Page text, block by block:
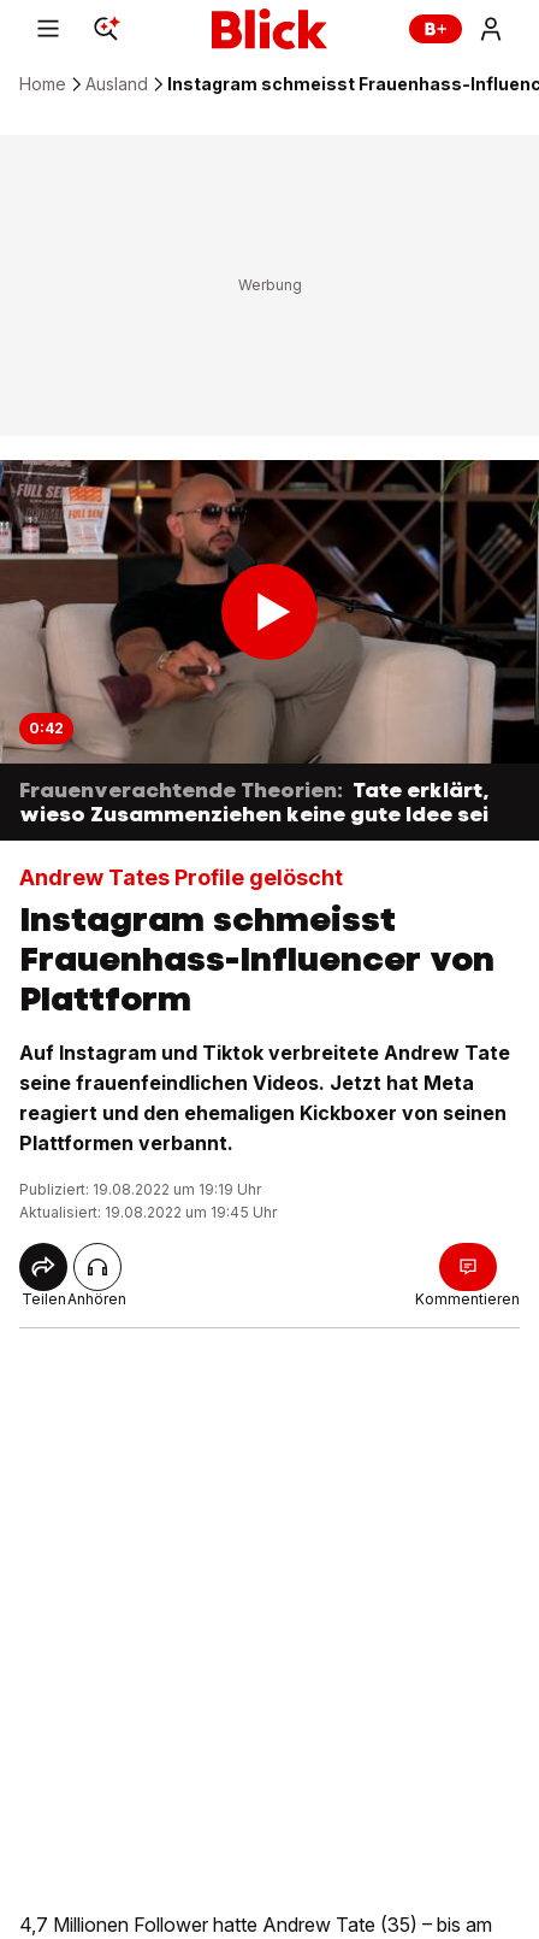
Home Ausland Instagram schmeisst Frauenhass-
0:42
Frauenverachtende Theorien: Tate erklärt,
wieso Zusammenziehen keine gute Idee sei
Andrew Tates Profile gelöscht
Instagram schmeisst
Frauenhass-Influencer von
Plattform
Auf Instagram und Tiktok verbreitete Andrew Tate
seine frauenfeindlichen Videos. Jetzt hat Meta
reagiert und den ehemaligen Kickboxer von seinen
Plattformen verbannt.
Publiziert: 19.08.2022 um 19:19 Uhr
Aktualisiert: 19.08.2022 um 19:45 Uhr
TeilenAnhören Kommentieren
4,7 Millionen Follower hatte Andrew Tate (35) – bis am